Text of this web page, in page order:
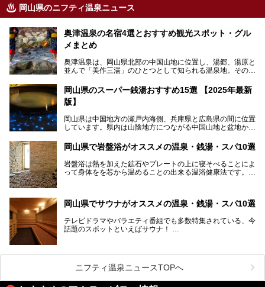
岡山県のニフティ温泉ニュース
奥津温泉の名宿4選とおすすめ観光スポット・グル
メまとめ
奥津温泉は、岡山県北部の中国山地に位置し、湯郷、湯原と
並んで「美作三湯」のひとつとして知られる温泉地。その泉
す。
この記事では、奥津温泉で宿泊におすすめの宿、観光スポッ
を存分に味わい、癒しの旅を楽しんでくださいね。
岡山県のスーパー銭湯おすすめ15選 【2025年最新
版】
岡山県は中国地方の瀬戸内海側、兵庫県と広島県の間に位置
しています。県内は山陰地方につながる中国山地と盆地から
海に多数の島々が浮かぶ瀬戸内海に面した南部に分けられま
す。年間を通じて降水量が少ない「晴れの国」で、モモやブ
ドウなど果物の栽培が盛んなうえ、その品質の高さは全国的
にも有名です。
ます。ここでは、岡山県で評判のスーパー銭湯をご紹介しま
しょう。
岡山県で岩盤浴がオススメの温泉・銭湯・スパ10選
岩盤浴は熱を加えた鉱石やプレートの上に寝そべることによ
って身体をを芯から温めることの出来る温浴健康法です。じ
ススメ温泉・銭湯・スパ10ヶ所を紹介させていただきま
岡山県でサウナがオススメの温泉・銭湯・スパ10選
テレビドラマやバラエティ番組でも多数特集されている、今
話題のスポットといえばサウナ！
今回は、岡山県でサウナがおすすめの温泉や銭湯、スパを厳
選してご紹介！
血流が良くなるだけでなく美容効果やリラックス効果も期待
ニフティ温泉ニュースTOPへ